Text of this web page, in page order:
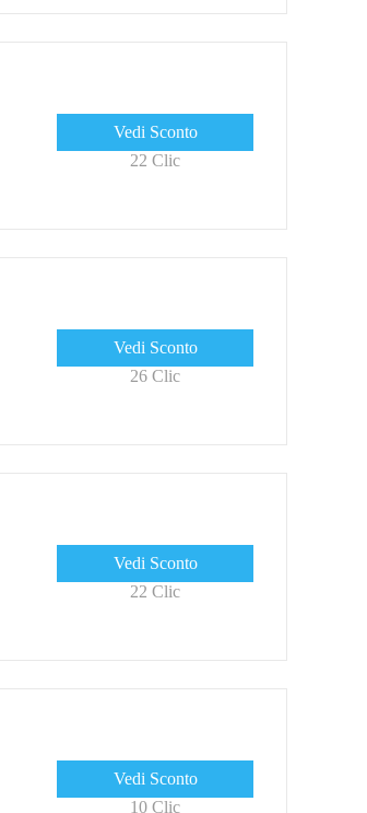
Vedi Sconto
22 Clic
Vedi Sconto
26 Clic
Vedi Sconto
22 Clic
Vedi Sconto
10 Clic